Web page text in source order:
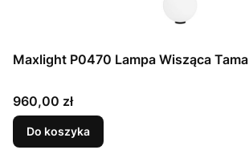
Maxlight P0470 Lampa Wisząca Tama
Cena
960,00 zł
Do koszyka